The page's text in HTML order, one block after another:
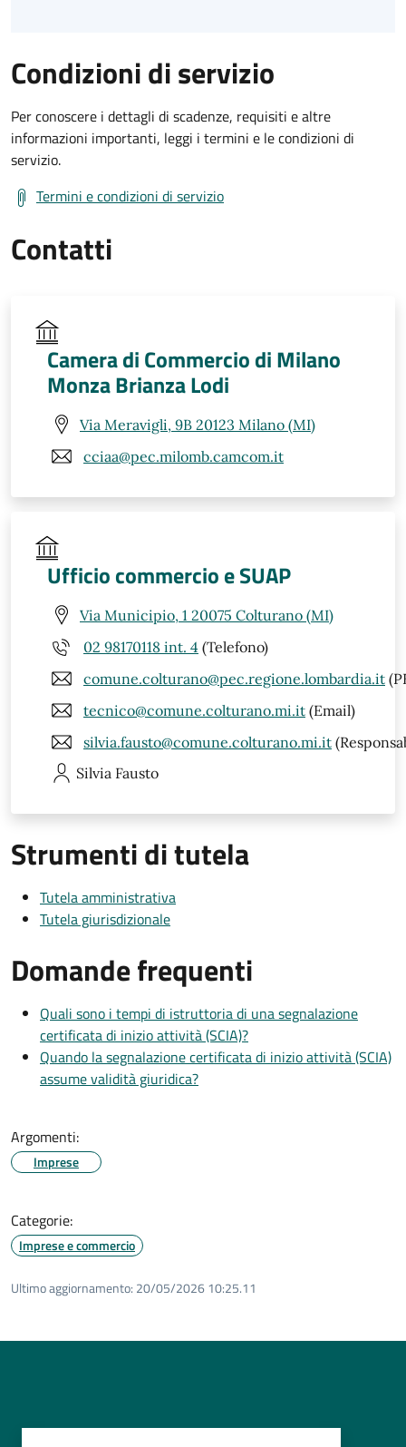
Condizioni di servizio
Per conoscere i dettagli di scadenze, requisiti e altre
informazioni importanti, leggi i termini e le condizioni di
servizio.
Termini e condizioni di servizio
Contatti
Camera di Commercio di Milano
Monza Brianza Lodi
Via Meravigli, 9B 20123 Milano (MI)
cciaa@pec.milomb.camcom.it
Ufficio commercio e SUAP
Via Municipio, 1 20075 Colturano (MI)
02 98170118 int. 4 (Telefono)
comune.colturano@pec.regione.lombardia.it
tecnico@comune.colturano.mi.it (Email)
silvia.fausto@comune.colturano.mi.it
Silvia Fausto
Strumenti di tutela
Tutela amministrativa
Tutela giurisdizionale
Domande frequenti
Quali sono i tempi di istruttoria di una segnalazione
certificata di inizio attività (SCIA)?
Quando la segnalazione certificata di inizio attività (SCIA)
assume validità giuridica?
Argomenti:
Imprese
Categorie:
Imprese e commercio
Ultimo aggiornamento: 20/05/2026 10:25.11